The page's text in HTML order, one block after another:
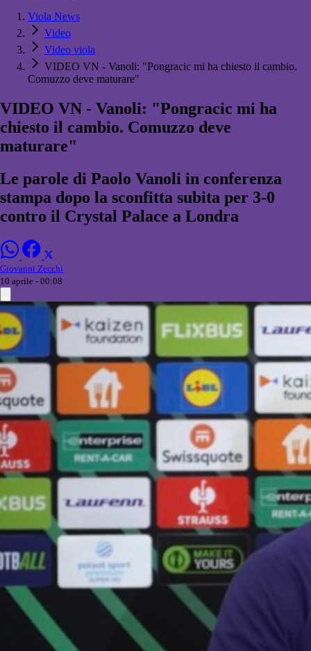
Viola News
Video
Video viola
VIDEO VN - Vanoli: "Pongracic mi ha chiesto il cambio.
Comuzzo deve maturare"
VIDEO VN - Vanoli: "Pongracic mi ha
chiesto il cambio. Comuzzo deve
maturare"
Le parole di Paolo Vanoli in conferenza
stampa dopo la sconfitta subita per 3-0
contro il Crystal Palace a Londra
Giovanni Zecchi
10 aprile - 00:08